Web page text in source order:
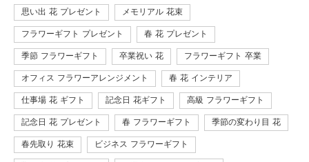
思い出 花 プレゼント メモリアル 花束
フラワーギフト プレゼント 春 花 プレゼント
季節 フラワーギフト 卒業祝い 花 フラワーギフト 卒業
オフィス フラワーアレンジメント 春 花 インテリア
仕事場 花 ギフト 記念日 花ギフト 高級 フラワーギフト
記念日 花 プレゼント 春 フラワーギフト 季節の変わり目 花
春先取り 花束 ビジネス フラワーギフト